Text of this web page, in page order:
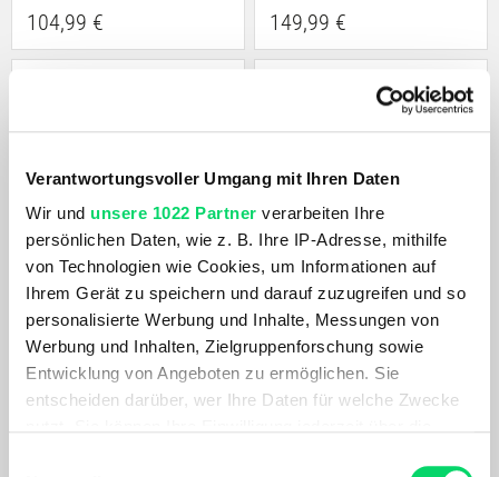
Verantwortungsvoller Umgang mit Ihren Daten
Wir und unsere 1022 Partner verarbeiten Ihre
persönlichen Daten, wie z. B. Ihre IP-Adresse, mithilfe
von Technologien wie Cookies, um Informationen auf
Ihrem Gerät zu speichern und darauf zuzugreifen und so
personalisierte Werbung und Inhalte, Messungen von
Werbung und Inhalten, Zielgruppenforschung sowie
Entwicklung von Angeboten zu ermöglichen. Sie
entscheiden darüber, wer Ihre Daten für welche Zwecke
104,99 € 149,99 €
Fischer
RC5 Skate
264,99 €
Fischer
Xj Sprint
94,99 €